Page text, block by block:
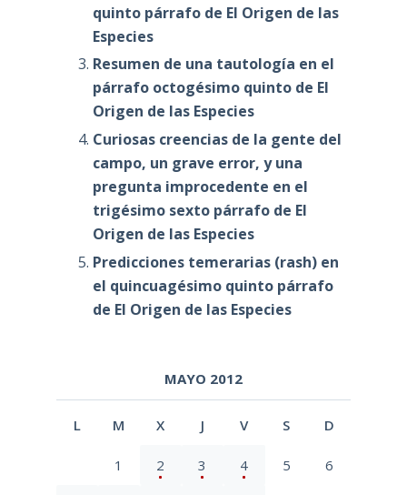
quinto párrafo de El Origen de las
Especies
Resumen de una tautología en el
párrafo octogésimo quinto de El
Origen de las Especies
Curiosas creencias de la gente del
campo, un grave error, y una
pregunta improcedente en el
trigésimo sexto párrafo de El
Origen de las Especies
Predicciones temerarias (rash) en
el quincuagésimo quinto párrafo
de El Origen de las Especies
MAYO 2012
L M X J V S D
1 2 3 4 5 6